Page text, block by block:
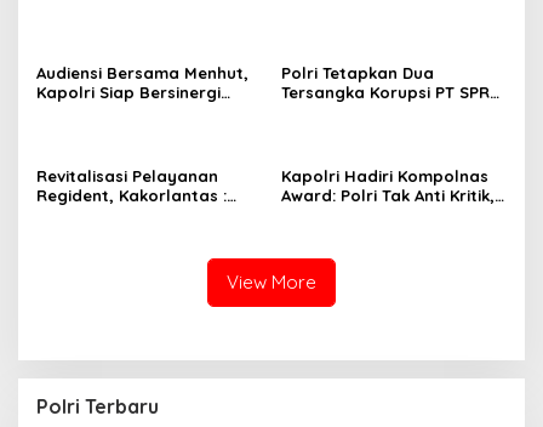
Pertamina
Audiensi Bersama Menhut,
Kapolri Siap Bersinergi
Polri Tetapkan Dua
Tersangka Korupsi PT SPR
Revitalisasi Pelayanan
Regident, Kakorlantas :
Kapolri Hadiri Kompolnas
Award: Polri Tak Anti Kritik,
View More
Polri Terbaru